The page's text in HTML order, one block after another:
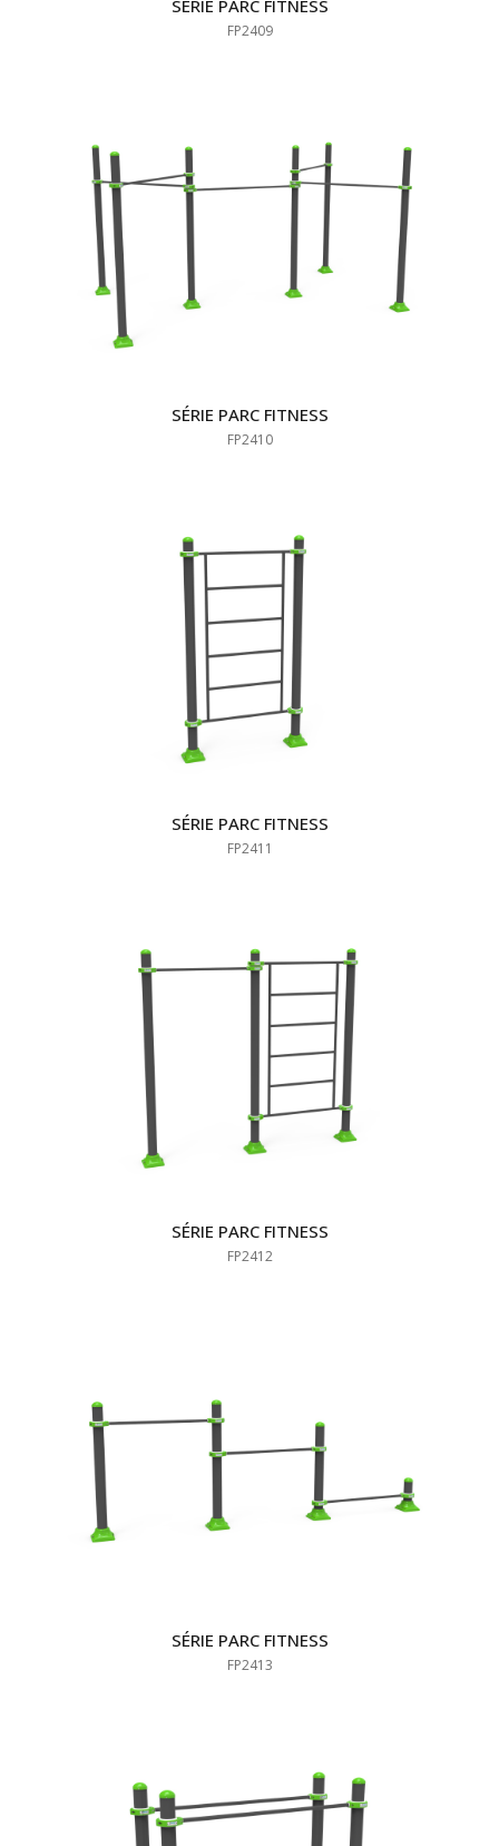
SÉRIE PARC FITNESS
FP2409
SÉRIE PARC FITNESS
FP2410
SÉRIE PARC FITNESS
FP2411
SÉRIE PARC FITNESS
FP2412
SÉRIE PARC FITNESS
FP2413